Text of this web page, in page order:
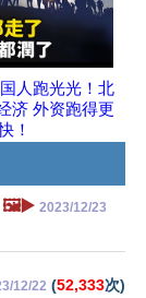
人跑光光！北
济 外资跑得更
！
🖼️▶️ 2023/12/23
12/22 (52,333次)